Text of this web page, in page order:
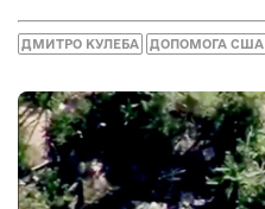
ДМИТРО КУЛЕБА ДОПОМОГА США